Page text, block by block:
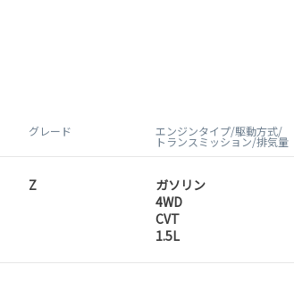
グレード エンジンタイプ/駆動方式/
トランスミッション/排気量
Z
ガソリン
4WD
CVT
1.5L